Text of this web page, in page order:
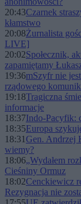
20:43Czarnek
kłamstwo
20:08Żurnalista
LIVE]
20:02Społecznik,
zapamiętamy
19:36mSzyfr nie
rządowego
19:18Tragiczna
informacje
18:37Indo-Pacyfik:
18:35Europa
18:31 Gen. Andrzej
wiemy?
18:06„Wydałem
Cieśniny Ormuz
18:02Cenckiewicz
Rezygnacja nie